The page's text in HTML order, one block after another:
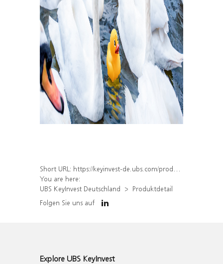
Short URL: https://keyinvest-de.ubs.com/produkt/detail/index/isin/DE000WA0ZWM7
You are here:
UBS KeyInvest Deutschland
Produktdetail
Folgen Sie uns auf
Explore UBS KeyInvest